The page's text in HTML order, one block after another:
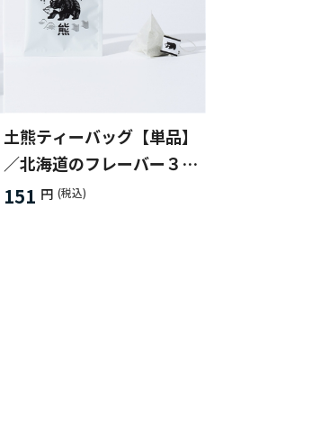
土熊ティーバッグ【単品】
／北海道のフレーバー３種
類から選択♪
151 円 (税込)